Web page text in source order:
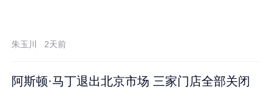
朱玉川 2天前
阿斯顿·马丁退出北京市场 三家门店全部关闭